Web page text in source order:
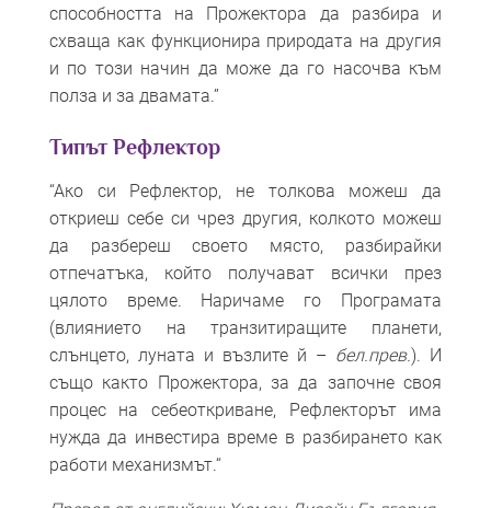
способността на Прожектора да разбира и
схваща как функционира природата на другия
и по този начин да може да го насочва към
полза и за двамата.”
Типът Рефлектор
“Ако си Рефлектор, не толкова можеш да
откриеш себе си чрез другия, колкото можеш
да разбереш своето място, разбирайки
отпечатъка, който получават всички през
цялото време. Наричаме го Програмата
(влиянието на транзитиращите планети,
слънцето, луната и възлите й – бел.прев.). И
също както Прожектора, за да започне своя
процес на себеоткриване, Рефлекторът има
нужда да инвестира време в разбирането как
работи механизмът.“